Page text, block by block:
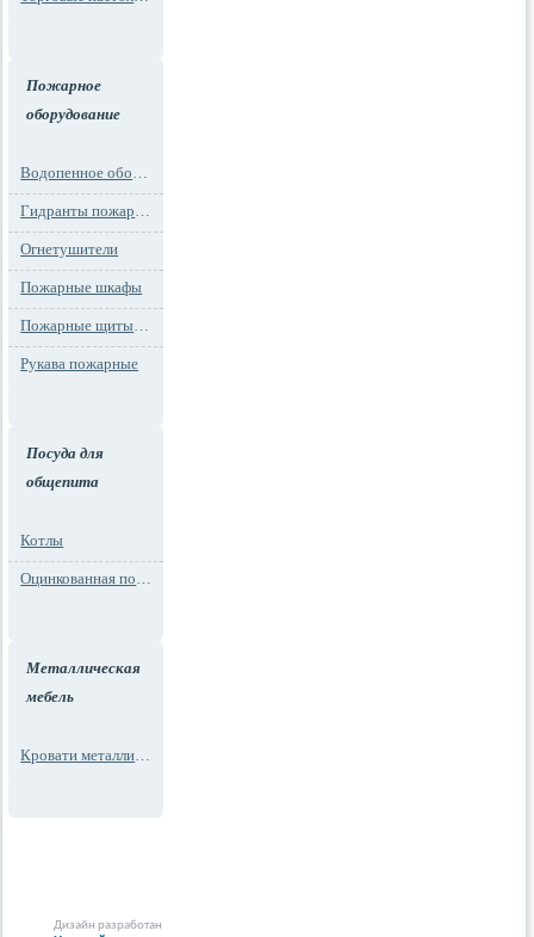
Пожарное
оборудование
Водопенное оборудование
Гидранты пожарные и подставки
Огнетушители
Пожарные шкафы
Пожарные щиты и стенды
Рукава пожарные
Посуда для
общепита
Котлы
Оцинкованная посуда
Металлическая
мебель
Кровати металлические
Дизайн разработан